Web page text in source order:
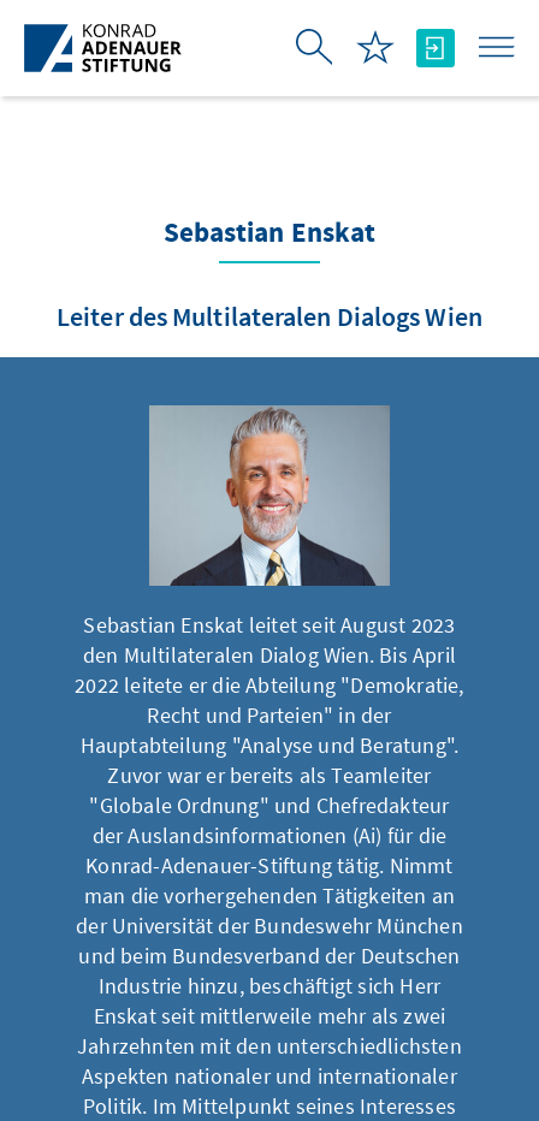
Skip to Main Content
Sebastian Enskat
Leiter des Multilateralen Dialogs Wien
Sebastian Enskat leitet seit August 2023
den Multilateralen Dialog Wien. Bis April
2022 leitete er die Abteilung "Demokratie,
Recht und Parteien" in der
Hauptabteilung "Analyse und Beratung".
Zuvor war er bereits als Teamleiter
"Globale Ordnung" und Chefredakteur
der Auslandsinformationen (Ai) für die
Konrad-Adenauer-Stiftung tätig. Nimmt
man die vorhergehenden Tätigkeiten an
der Universität der Bundeswehr München
und beim Bundesverband der Deutschen
Industrie hinzu, beschäftigt sich Herr
Enskat seit mittlerweile mehr als zwei
Jahrzehnten mit den unterschiedlichsten
Aspekten nationaler und internationaler
Politik. Im Mittelpunkt seines Interesses